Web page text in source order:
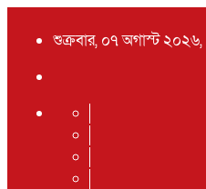
শুক্রবার, ০৭ অগাস্ট